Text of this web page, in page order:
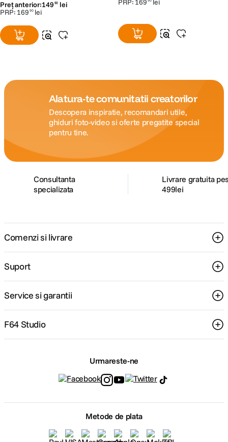
Preț anterior:149 90 lei
PRP: 169 90 lei
PRP: 169 lei
Alatura-te comunitatii creatorilor
Descopera inspiratie, recomandari utile,
ghiduri foto-video si oferte pregatite special
pentru tine.
Consultanta
specializata
Livrare gratuita
499lei
Comenzi si livrare
Suport
Service si garantii
F64 Studio
Urmareste-ne
Metode de plata